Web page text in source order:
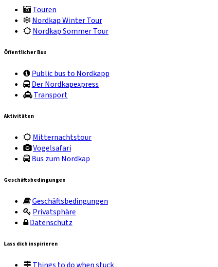
Touren
Nordkap Winter Tour
Nordkap Sommer Tour
Öffentlicher Bus
Public bus to Nordkapp
Der Nordkapexpress
Transport
Aktivitäten
Mitternachtstour
Vogelsafari
Bus zum Nordkap
Geschäftsbedingungen
Geschäftsbedingungen
Privatsphäre
Datenschutz
Lass dich inspirieren